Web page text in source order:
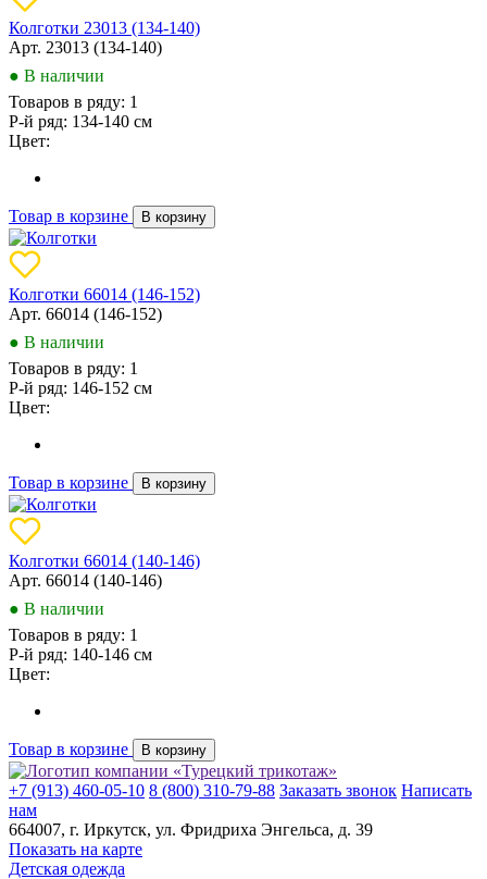
Колготки 23013 (134-140)
Арт. 23013 (134-140)
● В наличии
Товаров в ряду: 1
Р-й ряд: 134-140 см
Цвет:
Товар в корзине В корзину
Колготки 66014 (146-152)
Арт. 66014 (146-152)
● В наличии
Товаров в ряду: 1
Р-й ряд: 146-152 см
Цвет:
Товар в корзине В корзину
Колготки 66014 (140-146)
Арт. 66014 (140-146)
● В наличии
Товаров в ряду: 1
Р-й ряд: 140-146 см
Цвет:
Товар в корзине В корзину
+7 (913) 460-05-10 8 (800) 310-79-88 Заказать звонок Написать
нам
664007, г. Иркутск, ул. ​Фридриха Энгельса, д. 39
Показать на карте
Детская одежда